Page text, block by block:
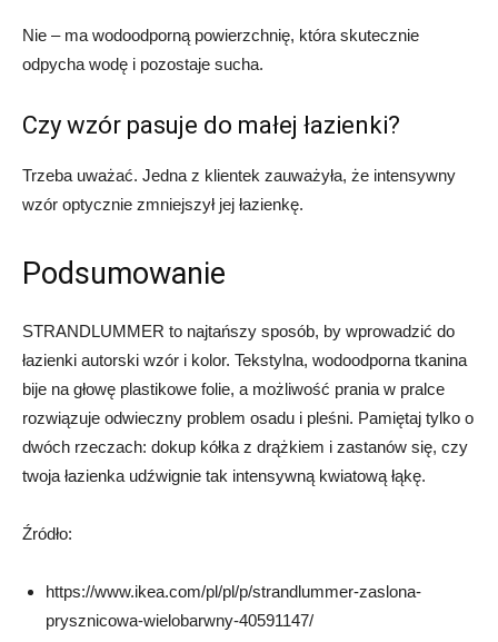
Nie – ma wodoodporną powierzchnię, która skutecznie
odpycha wodę i pozostaje sucha.
Czy wzór pasuje do małej łazienki?
Trzeba uważać. Jedna z klientek zauważyła, że intensywny
wzór optycznie zmniejszył jej łazienkę.
Podsumowanie
STRANDLUMMER to najtańszy sposób, by wprowadzić do
łazienki autorski wzór i kolor. Tekstylna, wodoodporna tkanina
bije na głowę plastikowe folie, a możliwość prania w pralce
rozwiązuje odwieczny problem osadu i pleśni. Pamiętaj tylko o
dwóch rzeczach: dokup kółka z drążkiem i zastanów się, czy
twoja łazienka udźwignie tak intensywną kwiatową łąkę.
Źródło:
https://www.ikea.com/pl/pl/p/strandlummer-zaslona-
prysznicowa-wielobarwny-40591147/